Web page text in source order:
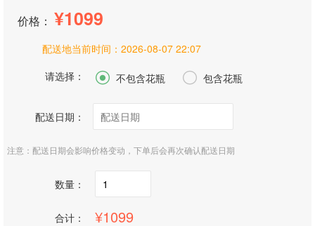
价格：
1099
配送地当前时间： 2026-08-07 22:07
请选择：
 不包含花瓶  包含花瓶
配送日期：
注意：配送日期会影响价格变动，下单后会再次确认配送日期
数量：
合计： 1099